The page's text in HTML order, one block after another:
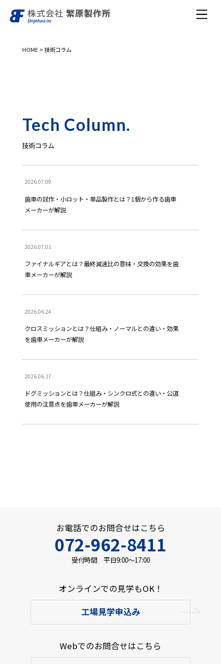
HOME>技術コラム
Tech Column.
技術コラム
2026.07.09
歯車の試作・小ロット・単品製作とは？1個から作る歯車
メーカーが解説
2026.07.01
ファイナルギアとは？最終減速比の意味・交換の効果を歯
車メーカーが解説
2026.06.24
クロスミッションとは？仕組み・ノーマルとの違い・効果
を歯車メーカーが解説
2026.06.17
ドグミッションとは？仕組み・シンクロ式との違い・公道
使用の注意点を歯車メーカーが解説
お電話でのお問合せはこちら
072-962-8411
受付時間 平日9:00～17:00
オンラインでの見学もOK！
工場見学申込み
Webでのお問合せはこちら